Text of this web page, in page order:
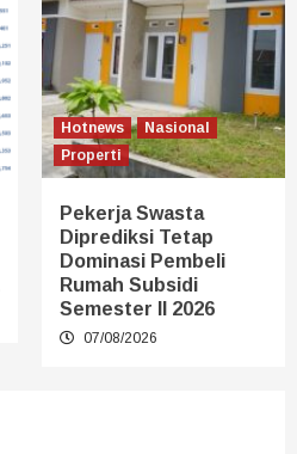
Hotnews
Nasional
Properti
Pekerja Swasta
Diprediksi Tetap
Dominasi Pembeli
Rumah Subsidi
Semester II 2026
07/08/2026